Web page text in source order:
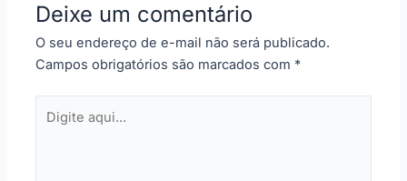
Deixe um comentário
O seu endereço de e-mail não será publicado.
Campos obrigatórios são marcados com *
aqui...